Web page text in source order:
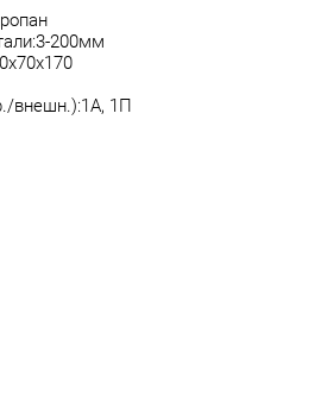
200мм
внешн.):1А, 1П